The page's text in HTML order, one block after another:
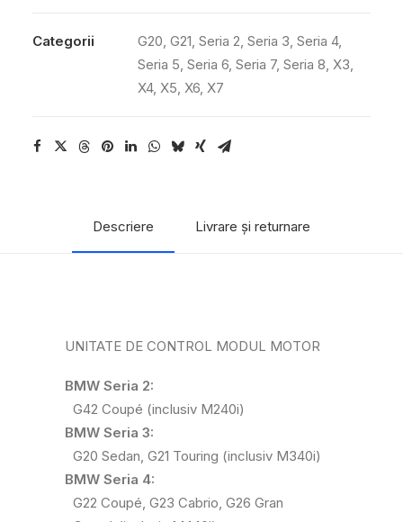
Categorii G20, G21, Seria 2, Seria 3, Seria 4,
Seria 5, Seria 6, Seria 7, Seria 8, X3,
X4, X5, X6, X7
Descriere Livrare și returnare
UNITATE DE CONTROL MODUL MOTOR
BMW Seria 2:
G42 Coupé (inclusiv M240i)
BMW Seria 3:
G20 Sedan, G21 Touring (inclusiv M340i)
BMW Seria 4:
G22 Coupé, G23 Cabrio, G26 Gran